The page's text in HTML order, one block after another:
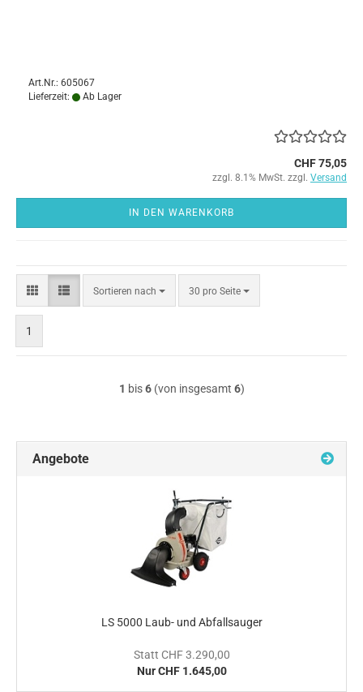
Art.Nr.: 605067
Lieferzeit:
Ab Lager
CHF 75,05
zzgl. 8.1% MwSt. zzgl. Versand
IN DEN WARENKORB
Sortieren nach
Sortieren
nach
30 pro Seite
pro Seite
1
1 bis6(von insgesamt 6)
Angebote
LS 5000 Laub- und Abfallsauger
Statt CHF 3.290,00
Nur CHF 1.645,00